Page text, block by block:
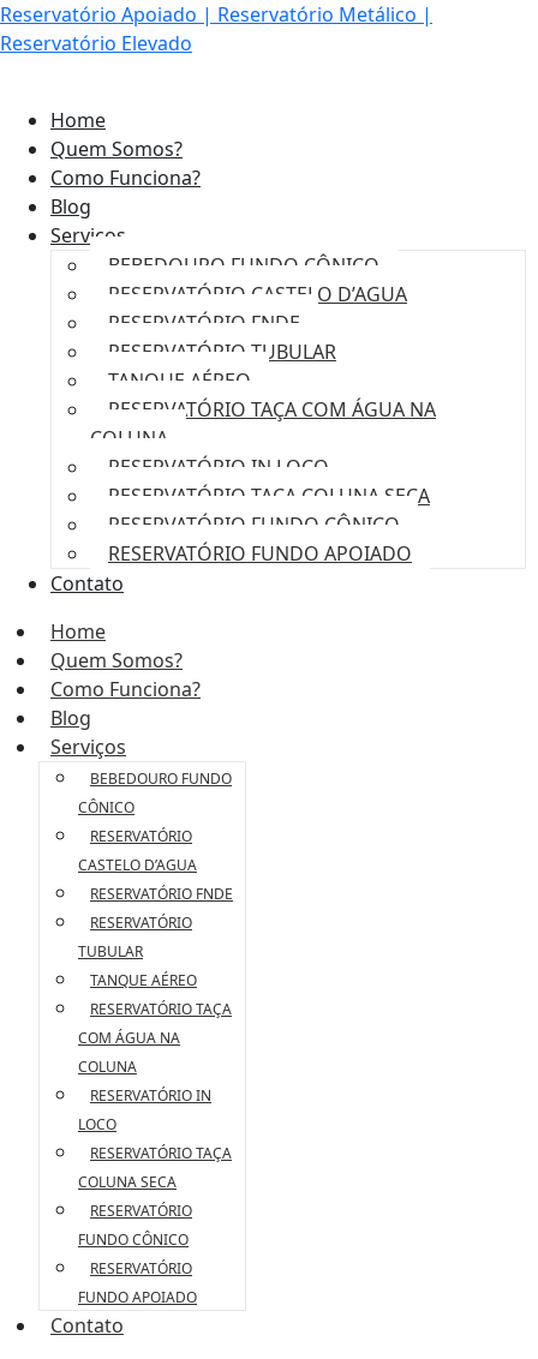
Reservatório Apoiado | Reservatório Metálico |
Reservatório Elevado
Home
Quem Somos?
Como Funciona?
Blog
Serviços
BEBEDOURO FUNDO CÔNICO
RESERVATÓRIO CASTELO D’AGUA
RESERVATÓRIO FNDE
RESERVATÓRIO TUBULAR
TANQUE AÉREO
RESERVATÓRIO TAÇA COM ÁGUA NA
COLUNA
RESERVATÓRIO IN LOCO
RESERVATÓRIO TAÇA COLUNA SECA
RESERVATÓRIO FUNDO CÔNICO
RESERVATÓRIO FUNDO APOIADO
Contato
Home
Quem Somos?
Como Funciona?
Blog
Serviços
BEBEDOURO FUNDO
CÔNICO
RESERVATÓRIO
CASTELO D’AGUA
RESERVATÓRIO FNDE
RESERVATÓRIO
TUBULAR
TANQUE AÉREO
RESERVATÓRIO TAÇA
COM ÁGUA NA
COLUNA
RESERVATÓRIO IN
LOCO
RESERVATÓRIO TAÇA
COLUNA SECA
RESERVATÓRIO
FUNDO CÔNICO
RESERVATÓRIO
FUNDO APOIADO
Contato